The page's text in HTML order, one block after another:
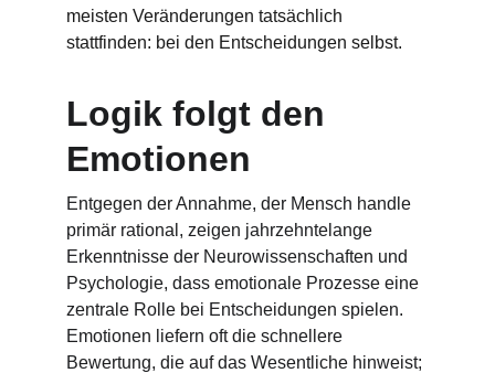
meisten Veränderungen tatsächlich
stattfinden: bei den Entscheidungen selbst.
Logik folgt den
Emotionen
Entgegen der Annahme, der Mensch handle
primär rational, zeigen jahrzehntelange
Erkenntnisse der Neurowissenschaften und
Psychologie, dass emotionale Prozesse eine
zentrale Rolle bei Entscheidungen spielen.
Emotionen liefern oft die schnellere
Bewertung, die auf das Wesentliche hinweist;